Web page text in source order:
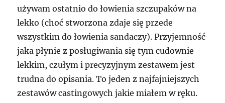
używam ostatnio do łowienia szczupaków na
lekko (choć stworzona zdaje się przede
wszystkim do łowienia sandaczy). Przyjemność
jaka płynie z posługiwania się tym cudownie
lekkim, czułym i precyzyjnym zestawem jest
trudna do opisania. To jeden z najfajniejszych
zestawów castingowych jakie miałem w ręku.